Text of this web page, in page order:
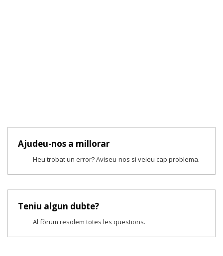
Ajudeu-nos a millorar
Heu trobat un error? Aviseu-nos si veieu cap problema.
Teniu algun dubte?
Al fòrum resolem totes les qüestions.